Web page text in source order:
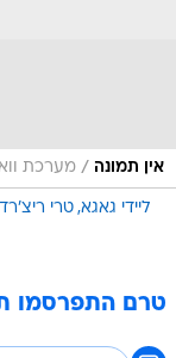
אין תמונה / מערכת
ליידי גאגא טרי
טרם התפרסמו